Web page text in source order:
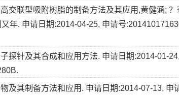
交联型吸附树脂的制备方法及其应用,黄健涵;
年. 申请日期:2014-04-25, 申请号
探针及其合成和应用方法. 申请日期:2014-01-
及其制备方法和应用. 申请日期:2014-07-13,